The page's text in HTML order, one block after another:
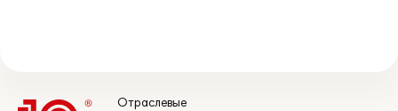
Отраслевые